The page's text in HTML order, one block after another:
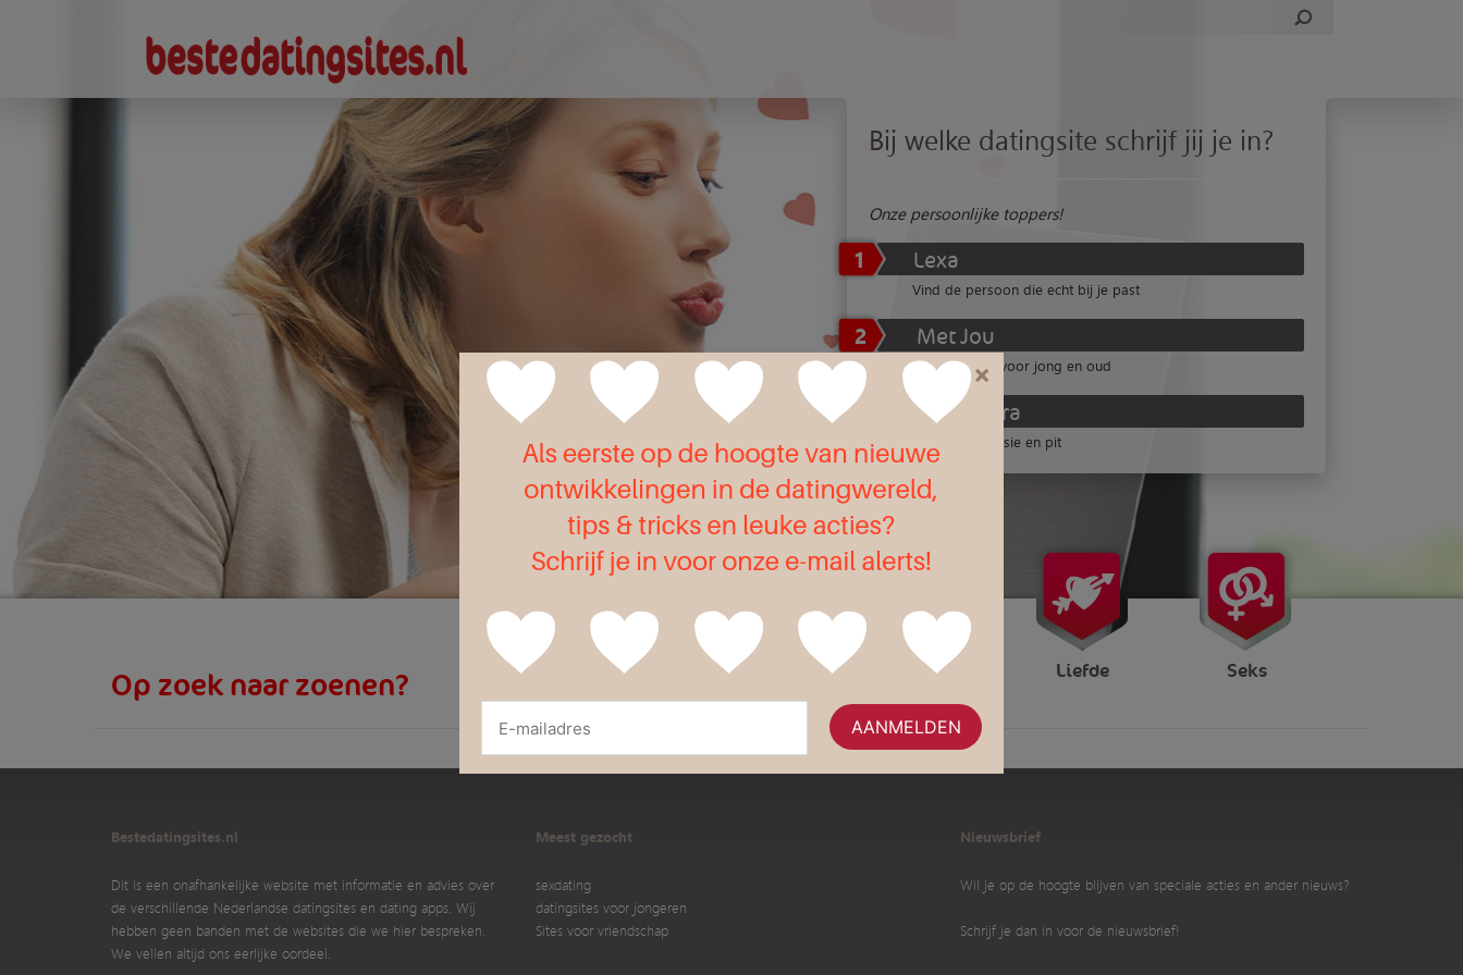
Bij welke datingsite schrijf jij je in?
Onze persoonlijke toppers!
1 Lexa
Vind de persoon die echt bij je past
2 Met Jou
De datingsite voor jong en oud
3 Novamora
Dating vol passie en pit
Flirt Liefde Seks
Op zoek naar zoenen?
Bestedatingsites.nl
Dit is een onafhankelijke website met informatie en advies over
de verschillende Nederlandse datingsites en dating apps. Wij
hebben geen banden met de websites die we hier bespreken.
We vellen altijd ons eerlijke oordeel.
Meest gezocht
sexdating
datingsites voor jongeren
Sites voor vriendschap
Nieuwsbrief
Wil je op de hoogte blijven van speciale acties en ander nieuws?
Schrijf je dan in voor de nieuwsbrief!
×